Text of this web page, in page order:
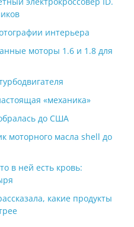
интерьера
моторы 1.6 и 1.8 для
«механика»
до США
моторного масла shell до
в ней есть кровь:
какие продукты